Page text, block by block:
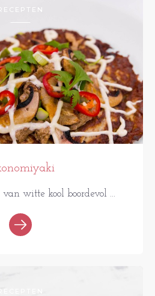
van witte kool boordevol ...
RECEPTEN